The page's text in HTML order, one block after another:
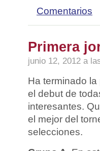
Comentarios
Primera
junio 12, 2012 a
Ha terminado la
el debut de
interesantes.
el mejor del
selecciones.